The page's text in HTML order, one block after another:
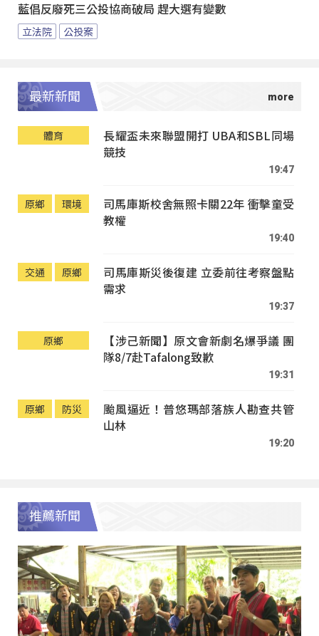
藍倡反廢死三公投協商破局 趕大選有變數
立法院 公投案
最新新聞
體育
長耀盃未來聯盟開打 UBA和SBL同場
競技
19:47
原鄉 環境
司馬庫斯校舍無照卡關22年 衝擊童受
教權
19:40
交通 原鄉
司馬庫斯災後復建 立委前往考察盤點
需求
19:37
原鄉
【涉己新聞】原文會新劇名爆爭議 團
隊8/7赴Tafalong致歉
19:31
原鄉 防災
颱風逼近！普悠瑪部落族人勘查共管
山林
19:20
推薦新聞